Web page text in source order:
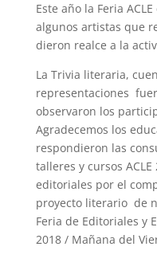
Este año la Feria
algunos artistas que
dieron realce a la
La Trivia literaria,
representaciones
observaron los
Agradecemos los
respondieron las
talleres y cursos
editoriales por el
proyecto literario de
Feria de Editoriales y
2018 / Mañana del